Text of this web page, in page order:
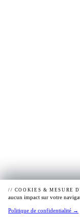
// COOKIES & MESURE
aucun impact sur votre
Politique de confidentialité →